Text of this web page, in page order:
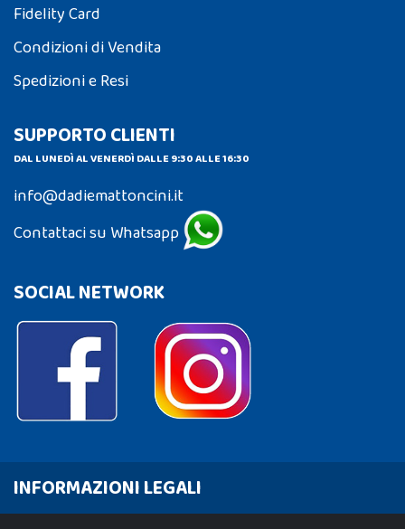
Fidelity Card
Condizioni di Vendita
Spedizioni e Resi
SUPPORTO CLIENTI
DAL LUNEDÌ AL VENERDÌ DALLE 9:30 ALLE 16:30
info@dadiemattoncini.it
Contattaci su Whatsapp
SOCIAL NETWORK
INFORMAZIONI LEGALI